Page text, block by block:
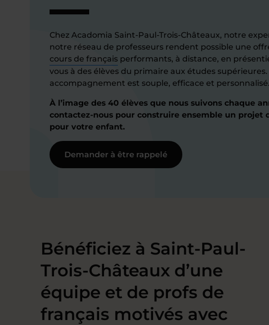
Chez Acadomia Saint-Paul-Trois-Châteaux, notre
notre réseau de professeurs rendent possible une
cours de français performants, à distance, en
vous à des élèves du primaire aux études
accompagnement est souple, efficace et personnalisé.
À l’image des 40 élèves que nous suivons chaque
contactez-nous pour construire ensemble un projet
pour votre enfant.
Demander à être rappelé
Bénéficiez à Saint-Paul-
Trois-Châteaux d’une
équipe et de profs de
français motivés avec